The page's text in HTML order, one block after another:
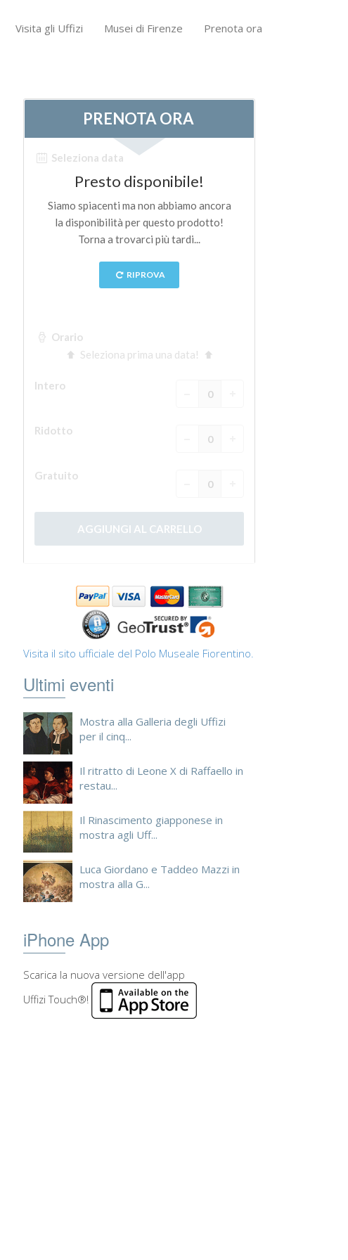
Visita gli Uffizi Musei di Firenze Prenota ora
Visita il sito ufficiale del Polo Museale Fiorentino.
Ultimi eventi
Mostra alla Galleria degli Uffizi
per il cinq...
Il ritratto di Leone X di Raffaello in
restau...
Il Rinascimento giapponese in
mostra agli Uff...
Luca Giordano e Taddeo Mazzi in
mostra alla G...
iPhone App
Scarica la nuova versione dell'app
Uffizi Touch®!